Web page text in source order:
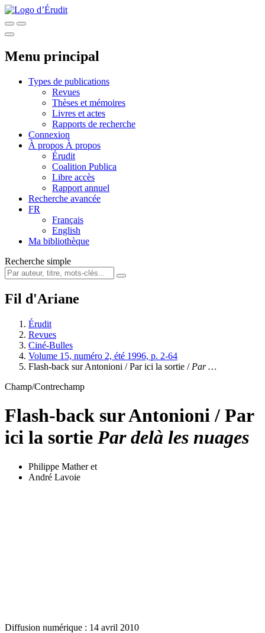
Menu principal
Types de publications
Revues
Thèses et mémoires
Livres et actes
Rapports de recherche
Connexion
À propos À propos
Érudit
Coalition Publica
Libre accès
Rapport annuel
Recherche avancée
FR
Français
English
Ma bibliothèque
Recherche simple
Fil d'Ariane
Érudit
Revues
Ciné-Bulles
Volume 15, numéro 2, été 1996, p. 2-64
Flash-back sur Antonioni / Par ici la sortie / Par …
Champ/Contrechamp
Flash-back sur Antonioni / Par
ici la sortie Par delà les nuages
Philippe Matheret
André Lavoie
Diffusion numérique : 14 avril 2010